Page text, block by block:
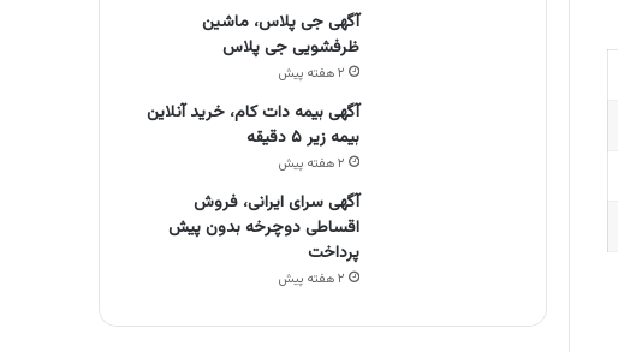
آگهی جی پلاس، ماشین
ظرفشویی جی پلاس
۲ هفته پیش
آگهی بیمه دات کام، خرید آنلاین
بیمه زیر ۵ دقیقه
۲ هفته پیش
آگهی سرای ایرانی، فروش
اقساطی دوچرخه بدون پیش
پرداخت
۲ هفته پیش